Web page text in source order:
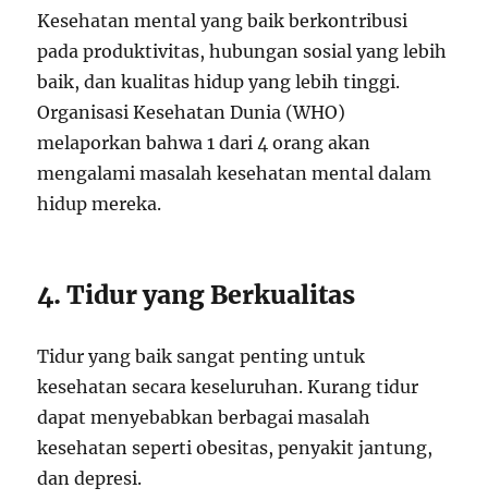
Kesehatan mental yang baik berkontribusi
pada produktivitas, hubungan sosial yang lebih
baik, dan kualitas hidup yang lebih tinggi.
Organisasi Kesehatan Dunia (WHO)
melaporkan bahwa 1 dari 4 orang akan
mengalami masalah kesehatan mental dalam
hidup mereka.
4. Tidur yang Berkualitas
Tidur yang baik sangat penting untuk
kesehatan secara keseluruhan. Kurang tidur
dapat menyebabkan berbagai masalah
kesehatan seperti obesitas, penyakit jantung,
dan depresi.